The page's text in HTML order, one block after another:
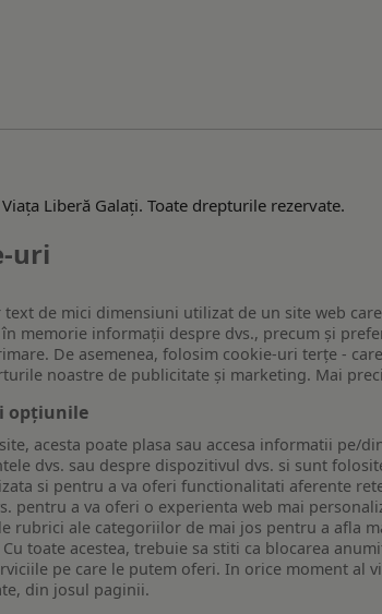
Liberă Galaţi. Toate drepturile rezervate.
uri
text de mici dimensiuni utilizat de un site web
memorie informații despre dvs., precum și
De asemenea, folosim cookie-uri terțe -
noastre de publicitate și marketing. Mai
opțiunile
acesta poate plasa sau accesa informatii
dvs. sau despre dispozitivul dvs. si sunt
si pentru a va oferi functionalitati aferente
pentru a va oferi o experienta web mai
rubrici ale categoriilor de mai jos pentru a afla
toate acestea, trebuie sa stiti ca blocarea
pe care le putem oferi. In orice moment
din josul paginii.